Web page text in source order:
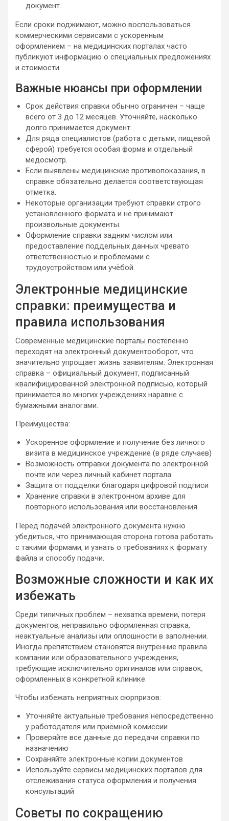
документ.
Если сроки поджимают, можно воспользоваться
коммерческими сервисами с ускоренным
оформлением – на медицинских порталах часто
публикуют информацию о специальных предложениях
и стоимости.
Важные нюансы при оформлении
Срок действия справки обычно ограничен – чаще
всего от 3 до 12 месяцев. Уточняйте, насколько
долго принимается документ.
Для ряда специалистов (работа с детьми, пищевой
сферой) требуется особая форма и отдельный
медосмотр.
Если выявлены медицинские противопоказания, в
справке обязательно делается соответствующая
отметка.
Некоторые организации требуют справки строго
установленного формата и не принимают
произвольные документы.
Оформление справки задним числом или
предоставление поддельных данных чревато
ответственностью и проблемами с
трудоустройством или учёбой.
Электронные медицинские
справки: преимущества и
правила использования
Современные медицинские порталы постепенно
переходят на электронный документооборот, что
значительно упрощает жизнь заявителям. Электронная
справка – официальный документ, подписанный
квалифицированной электронной подписью, который
принимается во многих учреждениях наравне с
бумажными аналогами.
Преимущества:
Ускоренное оформление и получение без личного
визита в медицинское учреждение (в ряде случаев)
Возможность отправки документа по электронной
почте или через личный кабинет портала
Защита от подделки благодаря цифровой подписи
Хранение справки в электронном архиве для
повторного использования или восстановления
Перед подачей электронного документа нужно
убедиться, что принимающая сторона готова работать
с такими формами, и узнать о требованиях к формату
файла и способу подачи.
Возможные сложности и как их
избежать
Среди типичных проблем – нехватка времени, потеря
документов, неправильно оформленная справка,
неактуальные анализы или оплошности в заполнении.
Иногда препятствием становятся внутренние правила
компании или образовательного учреждения,
требующие исключительно оригиналов или справок,
оформленных в конкретной клинике.
Чтобы избежать неприятных сюрпризов:
Уточняйте актуальные требования непосредственно
у работодателя или приёмной комиссии
Проверяйте все данные до передачи справки по
назначению
Сохраняйте электронные копии документов
Используйте сервисы медицинских порталов для
отслеживания статуса оформления и получения
консультаций
Советы по сокращению